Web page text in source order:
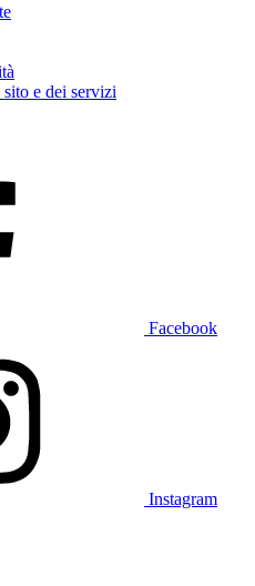
e dei servizi
Facebook
Instagram